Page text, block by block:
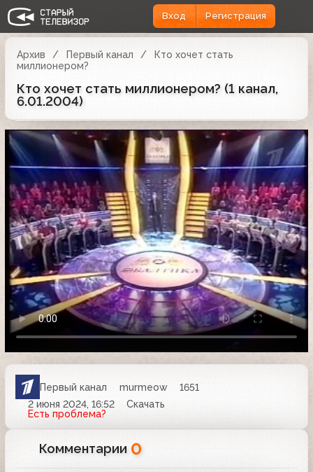
Вход Регистрация
Архив Первый канал
Кто хочет стать
миллионером?
Кто хочет стать миллионером? (1 канал,
6.01.2004)
Первый канал murmeow
1651
2 июня 2024, 16:52
Скачать
Есть проблема?
Комментарии 0